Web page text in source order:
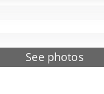
See photos